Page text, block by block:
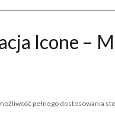
Icone –
pełnego dostosowania